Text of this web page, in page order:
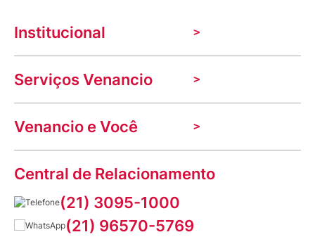
Institucional
A Venancio
Trabalhe Conosco
Nossas lojas
Indique seu imóvel
Aniversário Venancio 2025
Serviços Venancio
Troca e devolução
Mecânica de promoções
Dúvidas frequentes
Prazos e entregas
Bioimpedância Gratuita
Venancio e Você
VClube - Programa de fidelidade
Fale com o farmacêutico
Fale conosco
Saúde na praça
Central de Relacionamento
(21) 3095-1000
(21) 96570-5769